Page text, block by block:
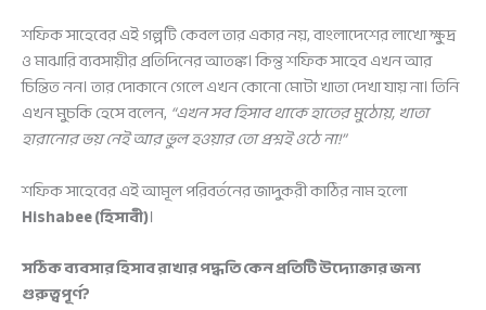
শফিক সাহেবের এই গল্পটি কেবল তার একার নয়, বাংলাদেশের লাখো ক্ষুদ্র
ও মাঝারি ব্যবসায়ীর প্রতিদিনের আতঙ্ক। কিন্তু শফিক সাহেব এখন আর
চিন্তিত নন। তার দোকানে গেলে এখন কোনো মোটা খাতা দেখা যায় না। তিনি
এখন মুচকি হেসে বলেন, “এখন সব হিসাব থাকে হাতের মুঠোয়, খাতা
হারানোর ভয় নেই আর ভুল হওয়ার তো প্রশ্নই ওঠে না!”
শফিক সাহেবের এই আমূল পরিবর্তনের জাদুকরী কাঠির নাম হলো
Hishabee (হিসাবী)।
সঠিক ব্যবসার হিসাব রাখার পদ্ধতি কেন প্রতিটি উদ্যোক্তার জন্য
গুরুত্বপূর্ণ?